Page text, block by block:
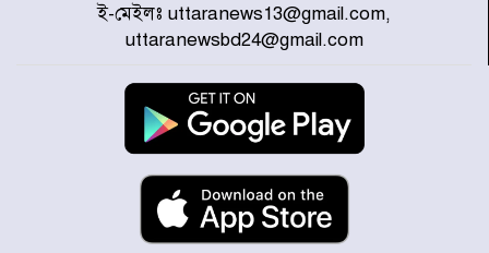
আগামী ৫ দিন বৃষ্টির আভাস
হাসিনার বক্তব্য প্রচারে ভারতের সমর্থন
জুলাই গণঅভ্যুত্থানে আহত যোদ্ধা
মিতুর খোঁজ নিলেন প্রধানমন্ত্রী
ই-মেইলঃ uttaranews13@gmail.com,
uttaranewsbd24@gmail.com